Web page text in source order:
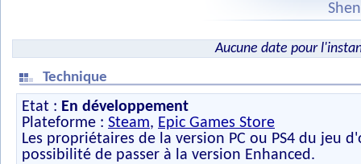
Aucune date pour
Technique
Etat : En développement
Plateforme : Steam, Epic Games Store
Les propriétaires de la version PC ou PS4 du jeu
possibilité de passer à la version Enhanced.